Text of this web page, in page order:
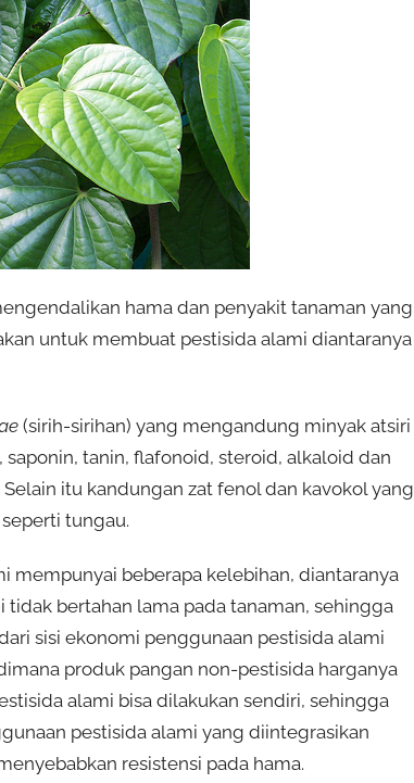
hama dan penyakit tanaman yang
untuk membuat pestisida alami diantaranya
(sirih-sirihan) yang mengandung minyak atsiri
tanin, flafonoid, steroid, alkaloid dan
itu kandungan zat fenol dan kavokol yang
tungau.
mempunyai beberapa kelebihan, diantaranya
bertahan lama pada tanaman, sehingga
sisi ekonomi penggunaan pestisida alami
produk pangan non-pestisida harganya
alami bisa dilakukan sendiri, sehingga
pestisida alami yang diintegrasikan
resistensi pada hama.